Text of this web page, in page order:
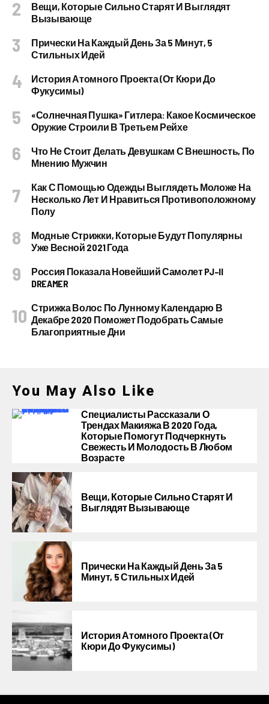
Вещи, Которые Сильно Старят И Выглядят
Вызывающе
Прически На Каждый День За 5 Минут, 5
Стильных Идей
История Атомного Проекта (от Кюри До
Фукусимы)
«Солнечная Пушка» Гитлера: Какое Космическое
Оружие Строили В Третьем Рейхе
Что Не Стоит Делать Девушкам С Внешность, По
Мнению Мужчин
Как С Помощью Одежды Выглядеть Моложе На
Несколько Лет И Нравиться Противоположному
Полу
Модные Стрижки, Которые Будут Популярны
Уже Весной 2021 Года
Россия Показала Новейший Самолет PJ–II
DREAMER
Стрижка Волос По Лунному Календарю В
Декабре 2020 Поможет Подобрать Самые
Благоприятные Дни
You May Also Like
Специалисты Рассказали О
Трендах Макияжа В 2020 Года,
Которые Помогут Подчеркнуть
Свежесть И Молодость В Любом
Возрасте
Вещи, Которые Сильно Старят И
Выглядят Вызывающе
Прически На Каждый День За 5
Минут, 5 Стильных Идей
История Атомного Проекта (от
Кюри До Фукусимы)